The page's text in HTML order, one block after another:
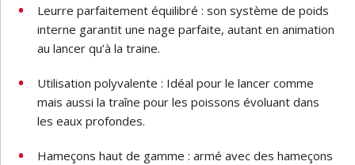
Leurre parfaitement équilibré : son système de poids
interne garantit une nage parfaite, autant en animation
au lancer qu’à la traine.
Utilisation polyvalente : Idéal pour le lancer comme
mais aussi la traîne pour les poissons évoluant dans
les eaux profondes.
Hameçons haut de gamme : armé avec des hameçons